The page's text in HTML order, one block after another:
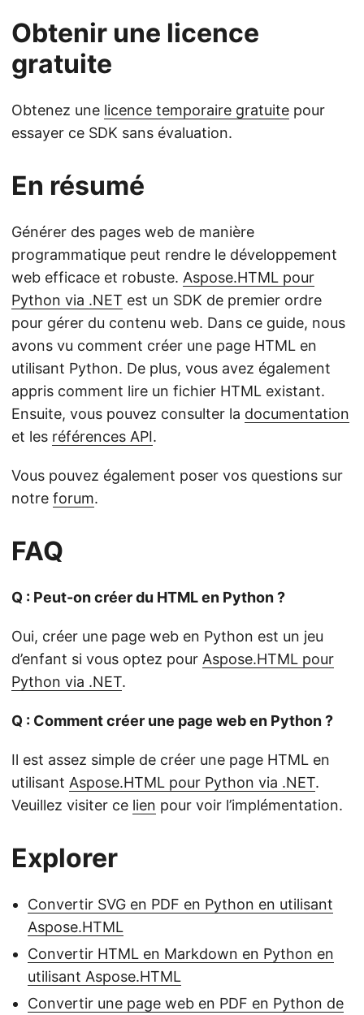
Obtenir une licence
gratuite
Obtenez une licence temporaire gratuite pour
essayer ce SDK sans évaluation.
En résumé
Générer des pages web de manière
programmatique peut rendre le développement
web efficace et robuste. Aspose.HTML pour
Python via .NET est un SDK de premier ordre
pour gérer du contenu web. Dans ce guide, nous
avons vu comment créer une page HTML en
utilisant Python. De plus, vous avez également
appris comment lire un fichier HTML existant.
Ensuite, vous pouvez consulter la documentation
et les références API.
Vous pouvez également poser vos questions sur
notre forum.
FAQ
Q : Peut-on créer du HTML en Python ?
Oui, créer une page web en Python est un jeu
d’enfant si vous optez pour Aspose.HTML pour
Python via .NET.
Q : Comment créer une page web en Python ?
Il est assez simple de créer une page HTML en
utilisant Aspose.HTML pour Python via .NET.
Veuillez visiter ce lien pour voir l’implémentation.
Explorer
Convertir SVG en PDF en Python en utilisant
Aspose.HTML
Convertir HTML en Markdown en Python en
utilisant Aspose.HTML
Convertir une page web en PDF en Python de